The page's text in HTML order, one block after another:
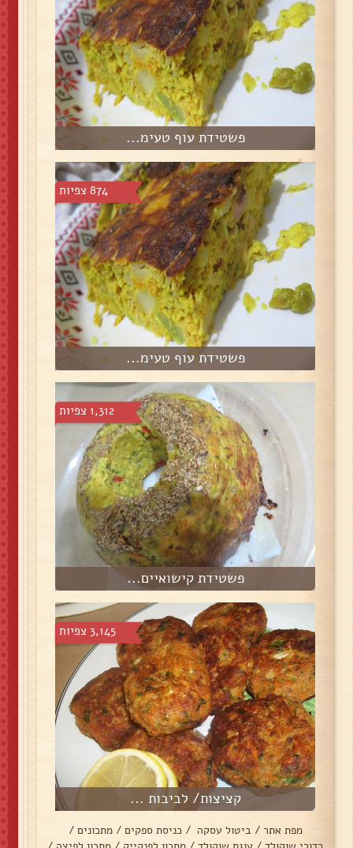
פשטידת עוף טעימ...
874 צפיות
פשטידת עוף טעימ...
1,312 צפיות
פשטידת קישואיים...
3,145 צפיות
קציצות/ לביבות ...
מפת אתר / ביטול עסקה / כניסת ספקים / מתכונים /